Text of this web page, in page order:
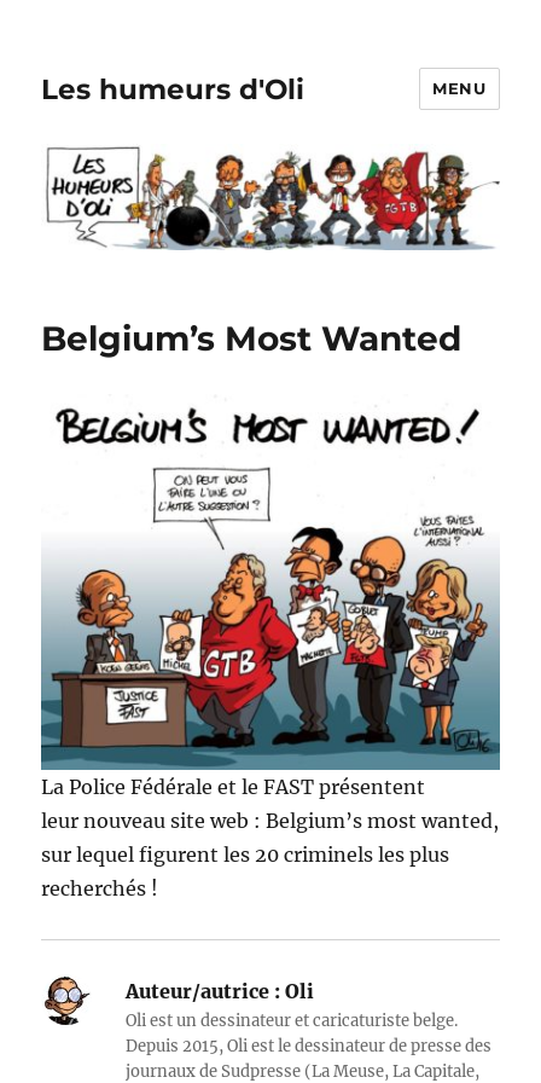
Les humeurs d'Oli MENU
Belgium’s Most Wanted
La Police Fédérale et le FAST présentent
leur nouveau site web : Belgium’s most wanted,
sur lequel figurent les 20 criminels les plus
recherchés !
Auteur/autrice : Oli
Oli est un dessinateur et caricaturiste belge.
Depuis 2015, Oli est le dessinateur de presse des
journaux de Sudpresse (La Meuse, La Capitale,